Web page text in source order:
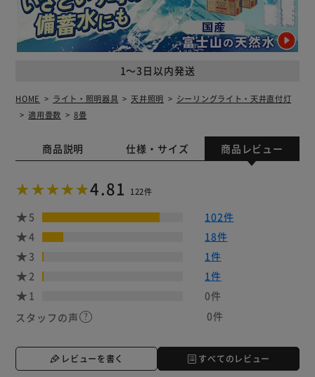
1～3日以内発送
HOME ライト・照明器具 天井照明
シーリングライト・天井直付灯
適用畳数
8畳
商品説明 仕様・サイズ 商品レビュー
4.81 122件
5
102件
4
18件
3
1件
2
1件
1
0件
スタッフの声
0件
レビューを書く すべてのレビュー